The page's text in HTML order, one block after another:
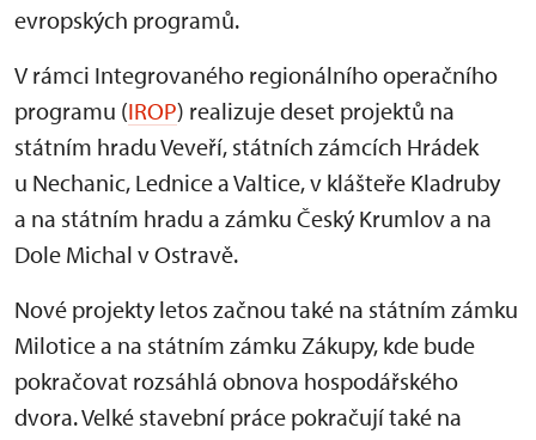
evropských programů.
V rámci Integrovaného regionálního operačního
programu (IROP) realizuje deset projektů na
státním hradu Veveří, státních zámcích Hrádek
u Nechanic, Lednice a Valtice, v klášteře Kladruby
a na státním hradu a zámku Český Krumlov a na
Dole Michal v Ostravě.
Nové projekty letos začnou také na státním zámku
Milotice a na státním zámku Zákupy, kde bude
pokračovat rozsáhlá obnova hospodářského
dvora. Velké stavební práce pokračují také na